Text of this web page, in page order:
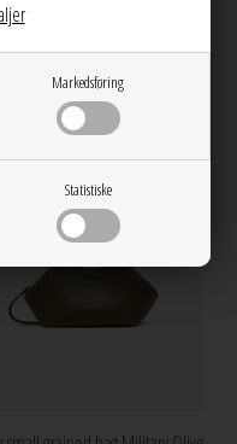
Markedsføring
Statistiske